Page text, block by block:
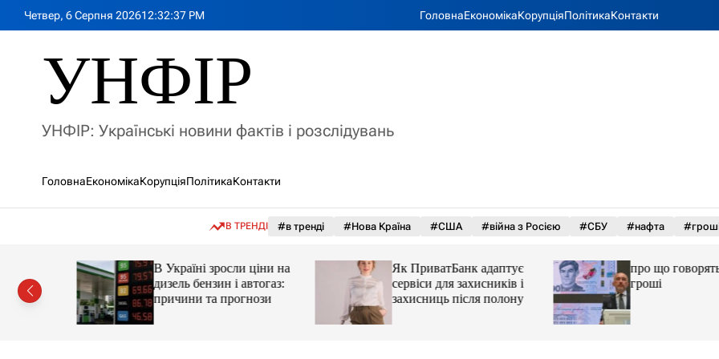
Четвер, 6 Серпня 202612:32:39 PM ГоловнаЕкономікаКорупціяПолітикаКонтакти
УНФІР
УНФІР: Українські новини фактів і розслідувань
ГоловнаЕкономікаКорупціяПолітикаКонтакти
В ТРЕНДІ #в тренді #Нова Країна #США #війна з Росією #СБУ #нафта
В Україні зросли ціни на
дизель бензин і автогаз:
причини та прогнози
Як ПриватБанк адаптує
сервіси для захисників і
захисниць після полону
про що говорять
гроші